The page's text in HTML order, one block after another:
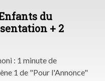
du
+ 2
: 1 minute de
1 de "Pour l'Annonce"